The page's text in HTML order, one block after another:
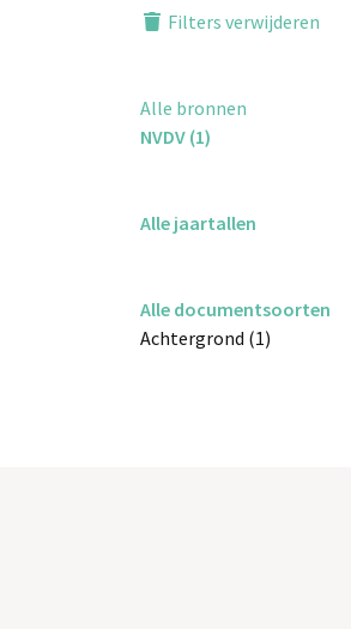
Filters verwijderen
Alle bronnen
NVDV (1)
Alle jaartallen
Alle documentsoorten
Achtergrond (1)